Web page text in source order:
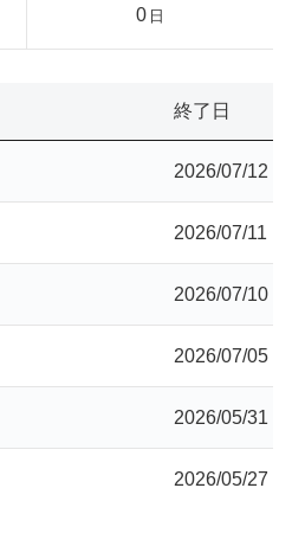
0 日
終了日
2026/07/12
2026/07/11
2026/07/10
2026/07/05
2026/05/31
2026/05/27